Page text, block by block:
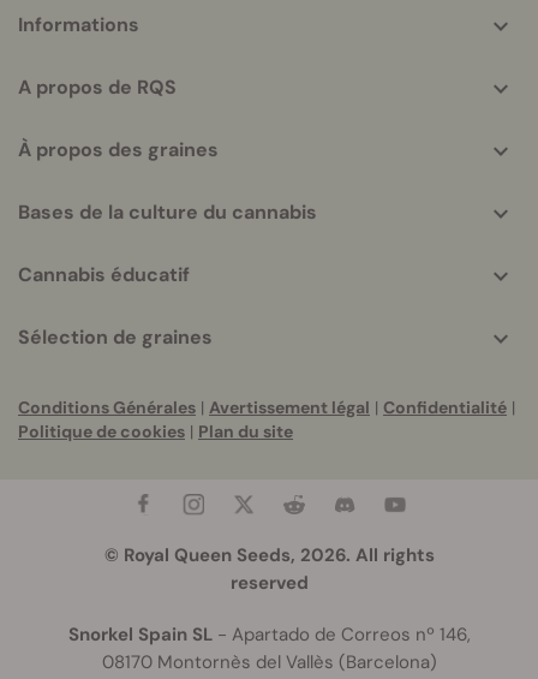
helpful
Informations
A propos de RQS
À propos des graines
Bases de la culture du cannabis
Cannabis éducatif
Sélection de graines
Conditions Générales | Avertissement légal | Confidentialité |
Politique de cookies | Plan du site
© Royal Queen Seeds, 2026. All rights
reserved
Snorkel Spain SL- Apartado de Correos nº 146,
08170 Montornès del Vallès (Barcelona)